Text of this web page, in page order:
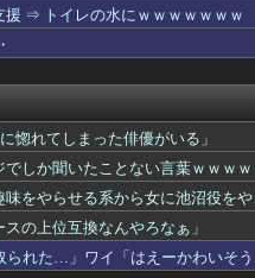
飛ぶ鳥を落とす勢いだったが今期
責めを負うのは当然」としつつも
ーだと思うゲーム挙げてけ
は「私の覚悟」
い出した。もう24年は会ってな...
ないけど報告者も何だかなぁ…
姪が十歳になった頃からおかしく
開でネットざわつき
万部から急降下でついに100...
ビア復帰ｗｗｗｗｗ
プチ株式会社」に社名変更
援 ⇒ トイレの水にｗｗｗｗｗｗｗ
惚れてしまった俳優がいる」
でしか聞いたことない言葉ｗｗｗ
味をやらせる系から女に池沼役を
の上位互換なんやろなぁ」
られた…」ワイ「はえーかわいそ